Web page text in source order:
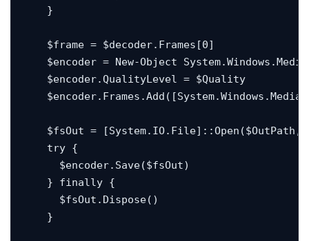
    }
    $frame = $decoder.Frames[0]
$encoder = New-Object
    $encoder.QualityLevel = $Quality
$fsOut =
    try {
      $encoder.Save($fsOut)
    } finally {
      $fsOut.Dispose()
    }